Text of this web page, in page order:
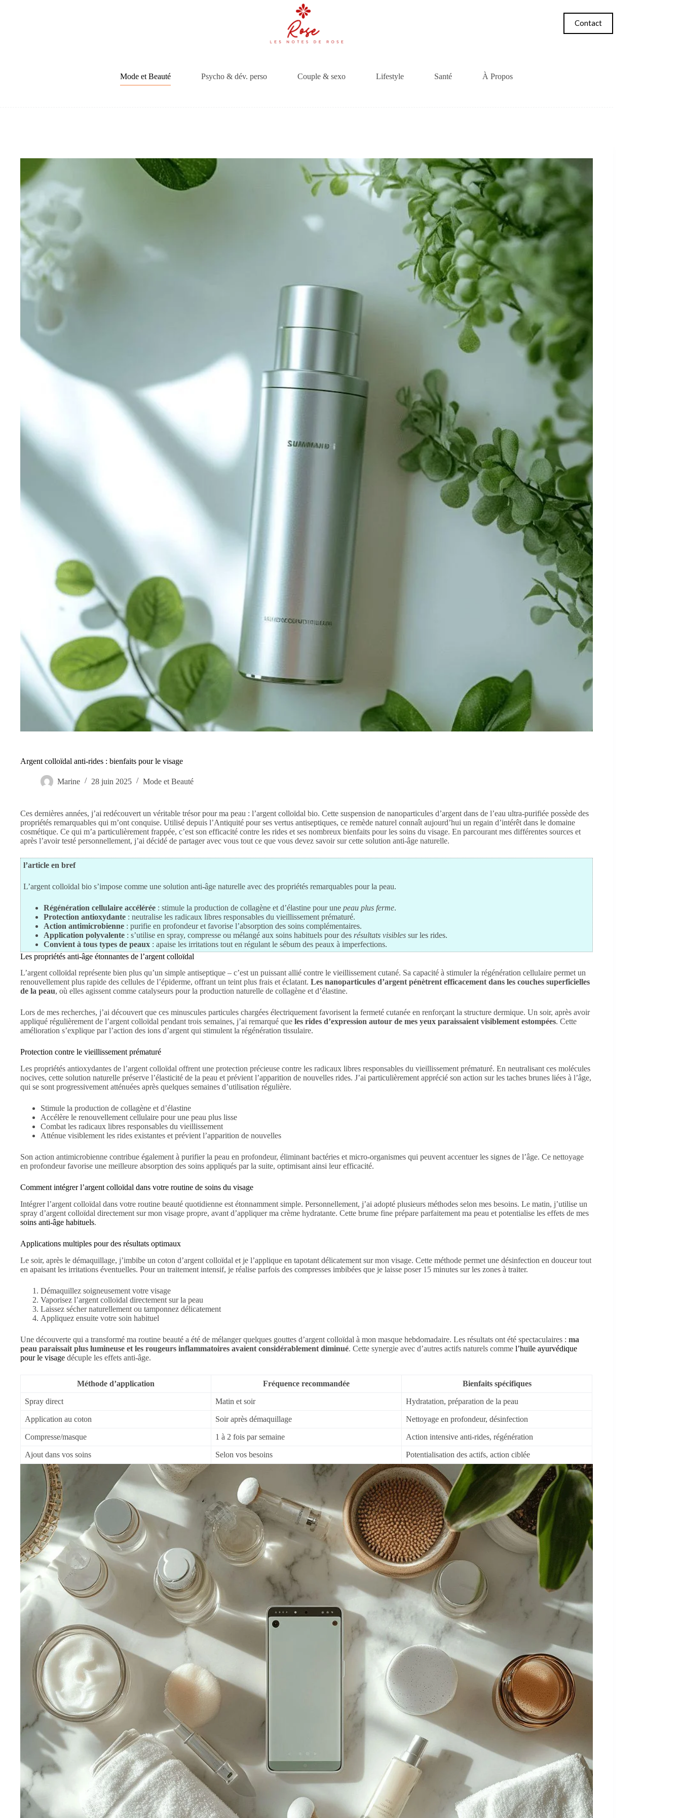
Contact
Mode et Beauté Psycho & dév. perso Couple & sexo Lifestyle Santé À Propos
Argent colloïdal anti-rides : bienfaits pour le visage
Marine 28 juin 2025 Mode et Beauté
Ces dernières années, j’ai redécouvert un véritable trésor pour ma peau : l’argent colloïdal bio. Cette suspension de nanoparticules d’argent dans de l’eau ultra-purifiée possède des
propriétés remarquables qui m’ont conquise. Utilisé depuis l’Antiquité pour ses vertus antiseptiques, ce remède naturel connaît aujourd’hui un regain d’intérêt dans le domaine
cosmétique. Ce qui m’a particulièrement frappée, c’est son efficacité contre les rides et ses nombreux bienfaits pour les soins du visage. En parcourant mes différentes sources et
après l’avoir testé personnellement, j’ai décidé de partager avec vous tout ce que vous devez savoir sur cette solution anti-âge naturelle.
l’article en bref
L’argent colloïdal bio s’impose comme une solution anti-âge naturelle avec des propriétés remarquables pour la peau.
Régénération cellulaire accélérée : stimule la production de collagène et d’élastine pour une peau plus ferme.
Protection antioxydante : neutralise les radicaux libres responsables du vieillissement prématuré.
Action antimicrobienne : purifie en profondeur et favorise l’absorption des soins complémentaires.
Application polyvalente : s’utilise en spray, compresse ou mélangé aux soins habituels pour des résultats visibles sur les rides.
Convient à tous types de peaux : apaise les irritations tout en régulant le sébum des peaux à imperfections.
Les propriétés anti-âge étonnantes de l’argent colloïdal
L’argent colloïdal représente bien plus qu’un simple antiseptique – c’est un puissant allié contre le vieillissement cutané. Sa capacité à stimuler la régénération cellulaire permet un
renouvellement plus rapide des cellules de l’épiderme, offrant un teint plus frais et éclatant. Les nanoparticules d’argent pénètrent efficacement dans les couches superficielles
de la peau, où elles agissent comme catalyseurs pour la production naturelle de collagène et d’élastine.
Lors de mes recherches, j’ai découvert que ces minuscules particules chargées électriquement favorisent la fermeté cutanée en renforçant la structure dermique. Un soir, après avoir
appliqué régulièrement de l’argent colloïdal pendant trois semaines, j’ai remarqué que les rides d’expression autour de mes yeux paraissaient visiblement estompées. Cette
amélioration s’explique par l’action des ions d’argent qui stimulent la régénération tissulaire.
Protection contre le vieillissement prématuré
Les propriétés antioxydantes de l’argent colloïdal offrent une protection précieuse contre les radicaux libres responsables du vieillissement prématuré. En neutralisant ces molécules
nocives, cette solution naturelle préserve l’élasticité de la peau et prévient l’apparition de nouvelles rides. J’ai particulièrement apprécié son action sur les taches brunes liées à l’âge,
qui se sont progressivement atténuées après quelques semaines d’utilisation régulière.
Stimule la production de collagène et d’élastine
Accélère le renouvellement cellulaire pour une peau plus lisse
Combat les radicaux libres responsables du vieillissement
Atténue visiblement les rides existantes et prévient l’apparition de nouvelles
Son action antimicrobienne contribue également à purifier la peau en profondeur, éliminant bactéries et micro-organismes qui peuvent accentuer les signes de l’âge. Ce nettoyage
en profondeur favorise une meilleure absorption des soins appliqués par la suite, optimisant ainsi leur efficacité.
Comment intégrer l’argent colloïdal dans votre routine de soins du visage
Intégrer l’argent colloïdal dans votre routine beauté quotidienne est étonnamment simple. Personnellement, j’ai adopté plusieurs méthodes selon mes besoins. Le matin, j’utilise un
spray d’argent colloïdal directement sur mon visage propre, avant d’appliquer ma crème hydratante. Cette brume fine prépare parfaitement ma peau et potentialise les effets de mes
soins anti-âge habituels.
Applications multiples pour des résultats optimaux
Le soir, après le démaquillage, j’imbibe un coton d’argent colloïdal et je l’applique en tapotant délicatement sur mon visage. Cette méthode permet une désinfection en douceur tout
en apaisant les irritations éventuelles. Pour un traitement intensif, je réalise parfois des compresses imbibées que je laisse poser 15 minutes sur les zones à traiter.
Démaquillez soigneusement votre visage
Vaporisez l’argent colloïdal directement sur la peau
Laissez sécher naturellement ou tamponnez délicatement
Appliquez ensuite votre soin habituel
Une découverte qui a transformé ma routine beauté a été de mélanger quelques gouttes d’argent colloïdal à mon masque hebdomadaire. Les résultats ont été spectaculaires : ma
peau paraissait plus lumineuse et les rougeurs inflammatoires avaient considérablement diminué. Cette synergie avec d’autres actifs naturels comme l’huile ayurvédique
pour le visage décuple les effets anti-âge.
Méthode d’application Fréquence recommandée Bienfaits spécifiques
Spray direct Matin et soir Hydratation, préparation de la peau
Application au coton Soir après démaquillage Nettoyage en profondeur, désinfection
Compresse/masque 1 à 2 fois par semaine Action intensive anti-rides, régénération
Ajout dans vos soins Selon vos besoins Potentialisation des actifs, action ciblée